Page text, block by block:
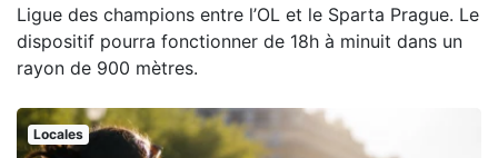
Ligue des champions entre l’OL et le Sparta Prague. Le
dispositif pourra fonctionner de 18h à minuit dans un
rayon de 900 mètres.
Locales